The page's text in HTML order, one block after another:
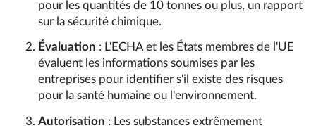
pour les quantités de 10 tonnes ou plus, un rapport
sur la sécurité chimique.
Évaluation : L'ECHA et les États membres de l'UE
évaluent les informations soumises par les
entreprises pour identifier s'il existe des risques
pour la santé humaine ou l'environnement.
Autorisation : Les substances extrêmement